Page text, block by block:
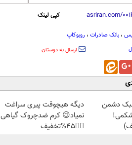
کپی لینک
، بانک صادرات ، روبوکاپ
ارسال به دوستان
دشمن
دیگه هیچوقت پیری سراغت
نمیاد😉 کرم ضدچروک گیاهی
👈🏻45%تخفیف